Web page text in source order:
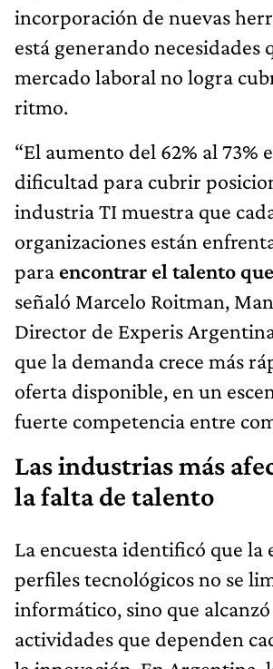
incorporación de nuevas
está generando necesidades
mercado laboral no logra
ritmo.
“El aumento del 62% al 73%
dificultad para cubrir
industria TI muestra que
organizaciones están
para encontrar el talento
señaló Marcelo Roitman,
Director de Experis
que la demanda crece más
oferta disponible, en un
fuerte competencia entre
Las industrias más
la falta de talento
La encuesta identificó que la
perfiles tecnológicos no se
informático, sino que
actividades que dependen